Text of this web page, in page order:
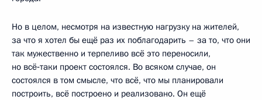
Но в целом, несмотря на известную нагрузку на жителей,
за что я хотел бы ещё раз их поблагодарить – за то, что они
так мужественно и терпеливо всё это переносили,
но всё‑таки проект состоялся. Во всяком случае, он
состоялся в том смысле, что всё, что мы планировали
построить, всё построено и реализовано. Он ещё